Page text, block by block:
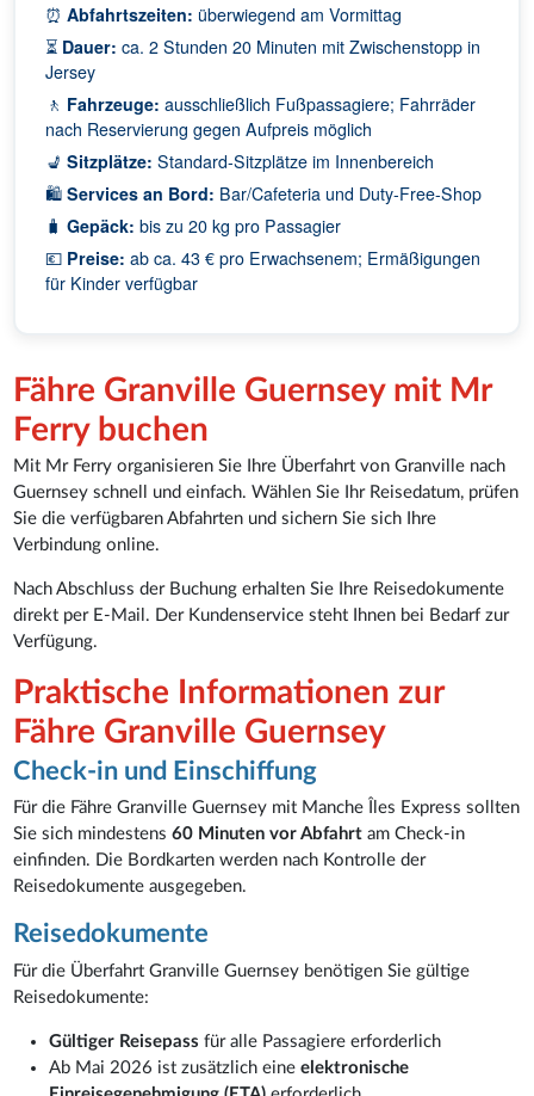
⏰Abfahrtszeiten: überwiegend am Vormittag
⏳ Dauer: ca. 2 Stunden 20 Minuten mit Zwischenstopp in
Jersey
🚶 Fahrzeuge: ausschließlich Fußpassagiere; Fahrräder
nach Reservierung gegen Aufpreis möglich
💺Sitzplätze: Standard-Sitzplätze im Innenbereich
🛍️Services an Bord: Bar/Cafeteria und Duty-Free-Shop
🧳Gepäck: bis zu 20 kg pro Passagier
💶 Preise: ab ca. 43 € pro Erwachsenem; Ermäßigungen
für Kinder verfügbar
Fähre Granville Guernsey mit Mr
Ferry buchen
Mit Mr Ferry organisieren Sie Ihre Überfahrt von Granville nach
Guernsey schnell und einfach. Wählen Sie Ihr Reisedatum, prüfen
Sie die verfügbaren Abfahrten und sichern Sie sich Ihre
Verbindung online.
Nach Abschluss der Buchung erhalten Sie Ihre Reisedokumente
direkt per E-Mail. Der Kundenservice steht Ihnen bei Bedarf zur
Verfügung.
Praktische Informationen zur
Fähre Granville Guernsey
Check-in und Einschiffung
Für die Fähre Granville Guernsey mit Manche Îles Express sollten
Sie sich mindestens60 Minuten vor Abfahrt am Check-in
einfinden. Die Bordkarten werden nach Kontrolle der
Reisedokumente ausgegeben.
Reisedokumente
Für die Überfahrt Granville Guernsey benötigen Sie gültige
Reisedokumente:
Gültiger Reisepass für alle Passagiere erforderlich
Ab Mai 2026 ist zusätzlich eineelektronische